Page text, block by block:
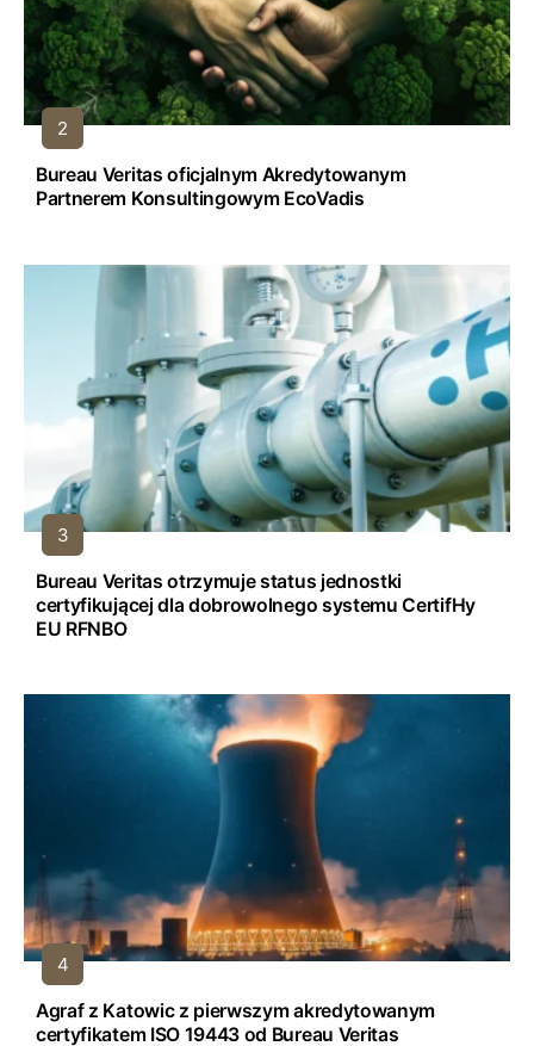
Bureau Veritas oficjalnym Akredytowanym
Partnerem Konsultingowym EcoVadis
Bureau Veritas otrzymuje status jednostki
certyfikującej dla dobrowolnego systemu CertifHy
EU RFNBO
Agraf z Katowic z pierwszym akredytowanym
certyfikatem ISO 19443 od Bureau Veritas